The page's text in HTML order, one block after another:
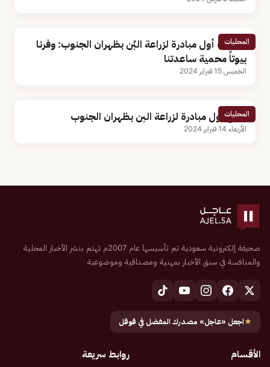
المحليات
صاحب أول مبادرة لزراعة البُن بظهران الجنوب: وفرنا
بيوتاً محمية ساعدتنا
الخميس 15 فبراير 2024
المحليات
نجاح أول مبادرة لزراعة البن بظهران الجنوب
الأربعاء 14 فبراير 2024
صحيفة إلكترونية سعودية تم تأسيسها عام 2007م تهتم بنشر الأخبار المحلية
والمنافسة في سبق الأخبار بمهنية ومصداقية وموضوعية
★اجعل «عاجل» مصدرك المفضل في قوقل
الأقسام روابط سريعة